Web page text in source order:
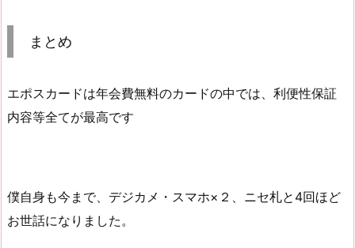
まとめ
エポスカードは年会費無料のカードの中では、利便性保証
内容等全てが最高です
僕自身も今まで、デジカメ・スマホ×２、ニセ札と4回ほど
お世話になりました。